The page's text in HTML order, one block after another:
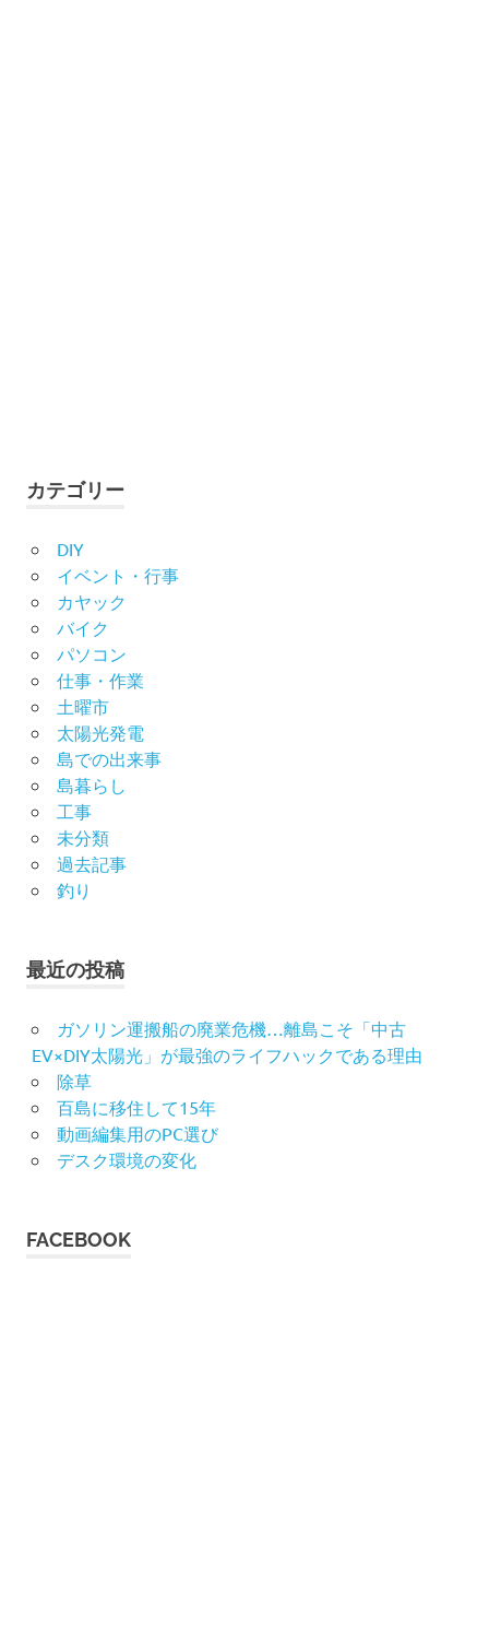
カテゴリー
DIY
イベント・行事
カヤック
バイク
パソコン
仕事・作業
土曜市
太陽光発電
島での出来事
島暮らし
工事
未分類
過去記事
釣り
最近の投稿
ガソリン運搬船の廃業危機…離島こそ「中古
EV×DIY太陽光」が最強のライフハックである理由
除草
百島に移住して15年
動画編集用のPC選び
デスク環境の変化
FACEBOOK